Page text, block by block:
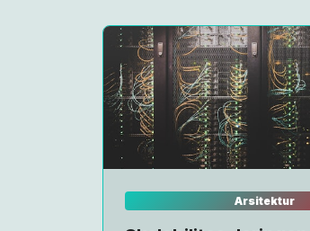
Arsitektur